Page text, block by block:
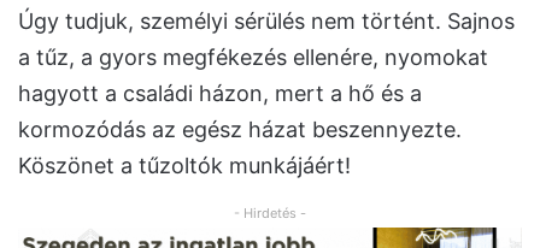
Úgy tudjuk, személyi sérülés nem történt. Sajnos
a tűz, a gyors megfékezés ellenére, nyomokat
hagyott a családi házon, mert a hő és a
kormozódás az egész házat beszennyezte.
Köszönet a tűzoltók munkájáért!
- Hirdetés -